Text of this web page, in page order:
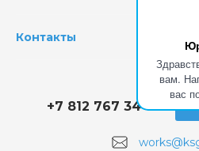
вам.
вас
Контакты
+7 812 767 34 78